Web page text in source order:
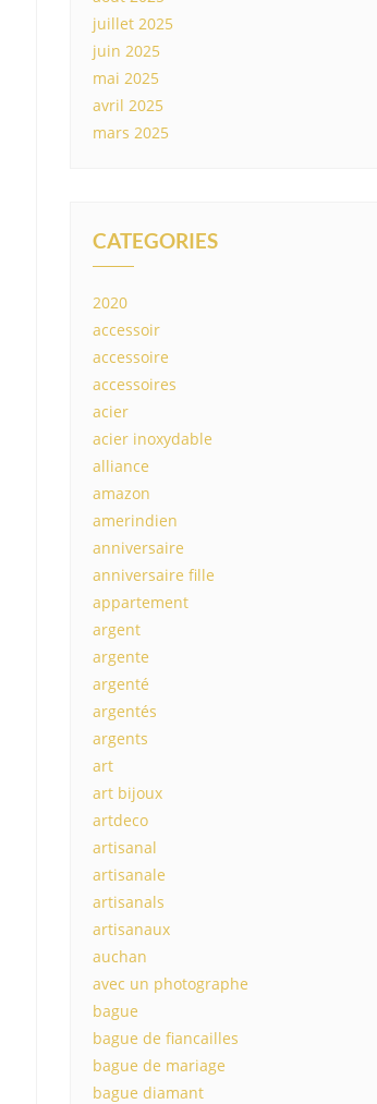
juillet 2025
juin 2025
mai 2025
avril 2025
mars 2025
CATEGORIES
2020
accessoir
accessoire
accessoires
acier
acier inoxydable
alliance
amazon
amerindien
anniversaire
anniversaire fille
appartement
argent
argente
argenté
argentés
argents
art
art bijoux
artdeco
artisanal
artisanale
artisanals
artisanaux
auchan
avec un photographe
bague
bague de fiancailles
bague de mariage
bague diamant